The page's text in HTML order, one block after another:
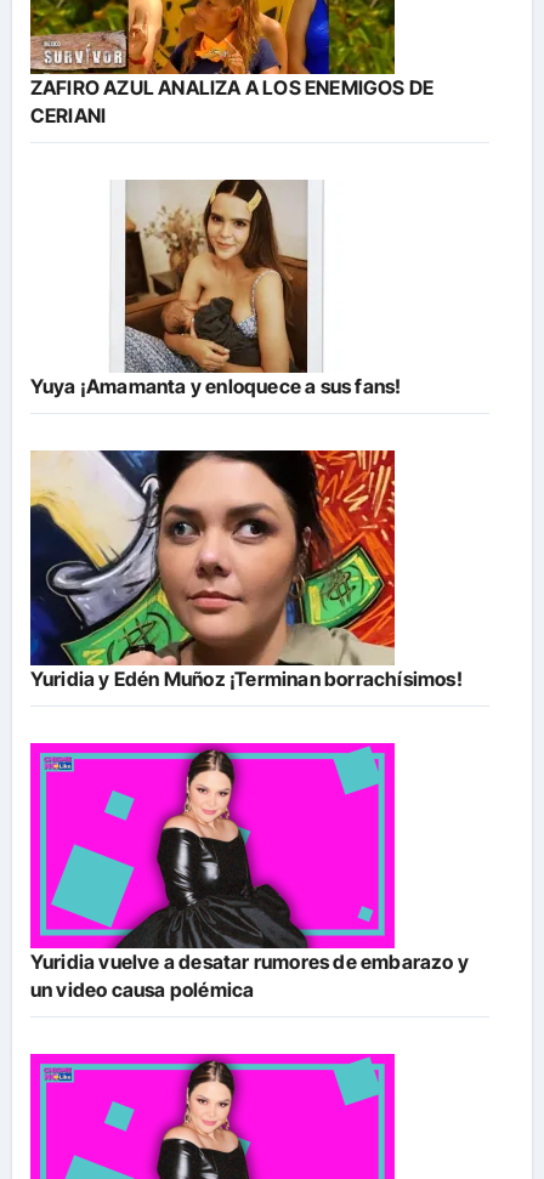
ZAFIRO AZUL ANALIZA A LOS ENEMIGOS DE
CERIANI
Yuya ¡Amamanta y enloquece a sus fans!
Yuridia y Edén Muñoz ¡Terminan borrachísimos!
Yuridia vuelve a desatar rumores de embarazo y
un video causa polémica